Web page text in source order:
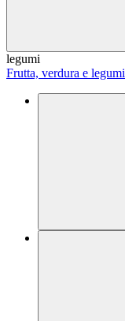
legumi
Frutta, verdura e legumi